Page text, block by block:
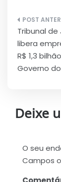
de
Post
Tribunal de
libera
R$ 1,3
Governo
Deixe
O seu
Campos